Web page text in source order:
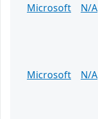
Microsoft
N/A
Microsoft
N/A